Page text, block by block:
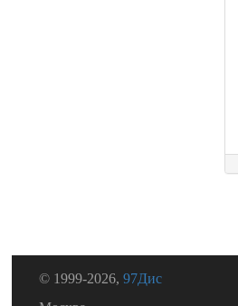
© 1999-2026,97Дис